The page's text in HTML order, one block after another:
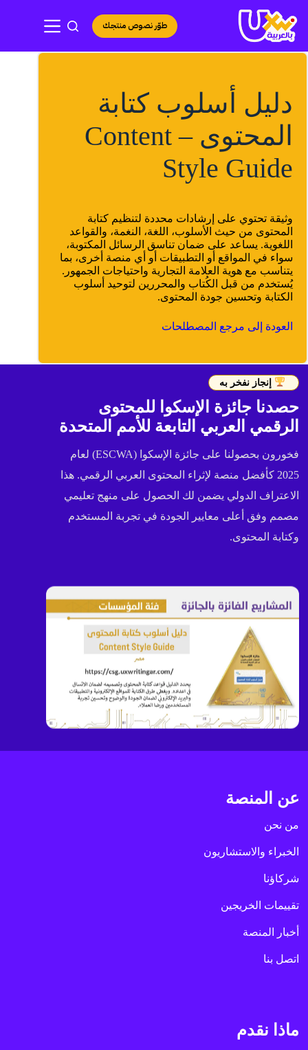
إلى
المحتوى
طوّر نصوص منتجك
دليل أسلوب كتابة
المحتوى – Content
Style Guide
وثيقة تحتوي على إرشادات محددة لتنظيم كتابة
المحتوى من حيث الأسلوب، اللغة، النغمة، والقواعد
اللغوية. يساعد على ضمان تناسق الرسائل المكتوبة،
سواء في المواقع أو التطبيقات أو أي منصة أخرى، بما
يتناسب مع هوية العلامة التجارية واحتياجات الجمهور.
يُستخدم من قبل الكُتاب والمحررين لتوحيد أسلوب
الكتابة وتحسين جودة المحتوى.
العودة إلى مرجع المصطلحات
إنجاز نفخر به
حصدنا جائزة الإسكوا للمحتوى
الرقمي العربي التابعة للأمم المتحدة
فخورون بحصولنا على جائزة الإسكوا (ESCWA) لعام
2025 كأفضل منصة لإثراء المحتوى العربي الرقمي. هذا
الاعتراف الدولي يضمن لك الحصول على منهج تعليمي
مصمم وفق أعلى معايير الجودة في تجربة المستخدم
وكتابة المحتوى.
عن المنصة
من نحن
الخبراء والاستشاريون
شركاؤنا
تقييمات الخريجين
أخبار المنصة
اتصل بنا
ماذا نقدم